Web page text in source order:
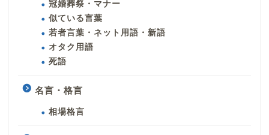
冠婚葬祭・マナー
似ている言葉
若者言葉・ネット用語・新語
オタク用語
死語
名言・格言
相場格言